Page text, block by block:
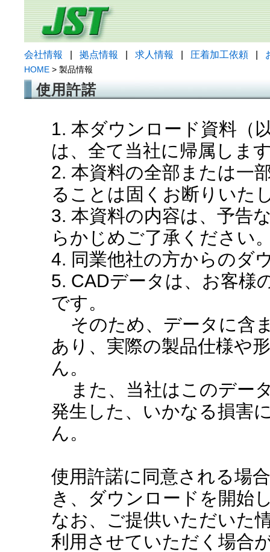
会社情報 拠点情報 求人情報 圧着加工依頼
HOME > 製品情報
使用許諾
1. 本ダウンロード資料（
は、全て当社に帰属しま
2. 本資料の全部または一
ることは固くお断りいた
3. 本資料の内容は、予告
らかじめご了承ください
4. 同業他社の方からのダ
5. CADデータは、お客様
です。
そのため、データに含
あり、実際の製品仕様や
ん。
また、当社はこのデー
発生した、いかなる損害
ん。
使用許諾に同意される場
き、ダウンロードを開始
なお、ご提供いただいた
利用させていただく場合